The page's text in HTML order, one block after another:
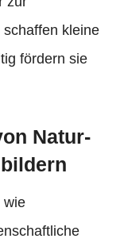
kleine
fördern sie
Natur-
wie